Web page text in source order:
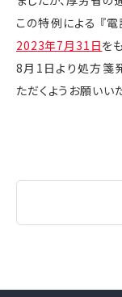
この特例による 『
2023年7月31日を
8月 1 日より処方箋
ただくようお願いい